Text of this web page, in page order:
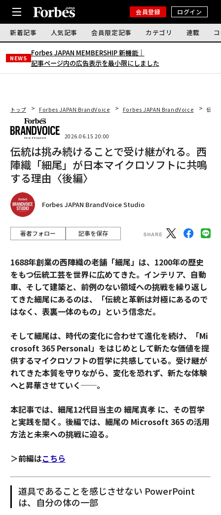
会員登録 ログイン
新着記事 人気記事 会員限定記事 カテゴリ 連載
NEWS
Forbes JAPAN MEMBERSHIP 新機能｜
記事ページ内の広告表示を最小限にしました
トップ Forbes JAPAN BrandVoice Forbes JAPAN BrandVoice 伝統
2026.06.15 20:00
伝統は挑み続けることで受け継がれる。西
陣織「細尾」が日本マイクロソフトに共鳴
する理由〈後編〉
Forbes JAPAN BrandVoice Studio
著者フォロー 記事を保存
1688年創業の西陣織の老舗「細尾」は、1200年の歴史
をもつ伝統工芸を世界に広めてきた。インテリア、自動
車、そして建築と、前例のない領域への挑戦を繰り返し
てきた細尾にあるのは、「伝統と革新は対極にあるので
はなく、表裏一体のもの」という信念だ。
そして細尾は、時代の変化に合わせて進化を続け、「Mi
crosoft 365 Personal」をはじめとして新たな価値を提
供するマイクロソフトの哲学に共感している。受け継が
れてきた本質を守りながら、変化を恐れず、新たな体験
へと昇華させていく──。
本記事では、細尾12代目当主の 細尾真孝 に、その哲学
と実践を聞く。後編では、細尾の Microsoft 365 の活用
方法と未来への挑戦に迫る。
＞前編はこちら
道具であることを感じさせない PowerPoint
は、自分の体の一部